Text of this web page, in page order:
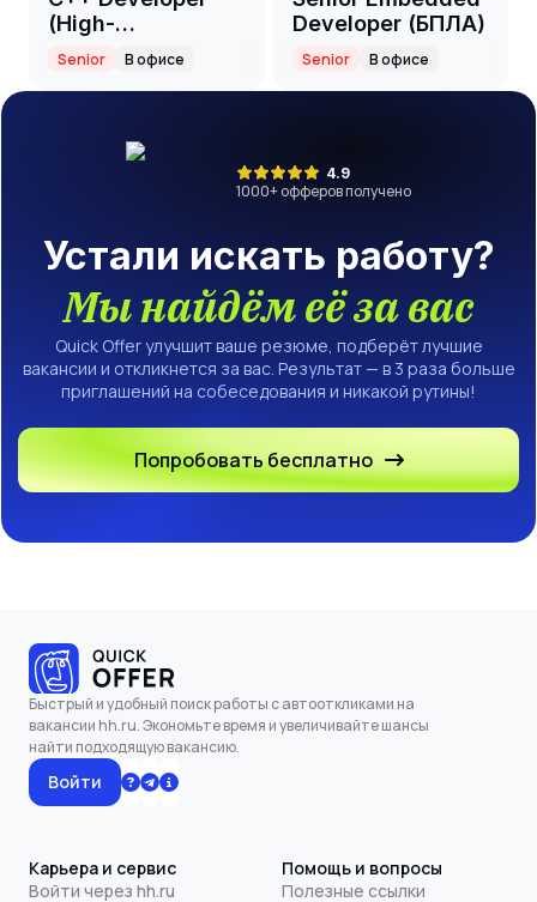
(High-
Performance
Computing / DSP)
Senior В офисе
Developer (БПЛА)
Senior В офисе
4.9
1000+ офферов получено
Устали искать работу?
Мы найдём её за вас
Quick Offer улучшит ваше резюме, подберёт лучшие
вакансии и откликнется за вас. Результат — в 3 раза больше
приглашений на собеседования и никакой рутины!
Попробовать бесплатно
Быстрый и удобный поиск работы с автооткликами на
вакансии hh.ru. Экономьте время и увеличивайте шансы
найти подходящую вакансию.
Войти
Карьера и сервис
Войти через hh.ru
Помощь и вопросы
Полезные ссылки